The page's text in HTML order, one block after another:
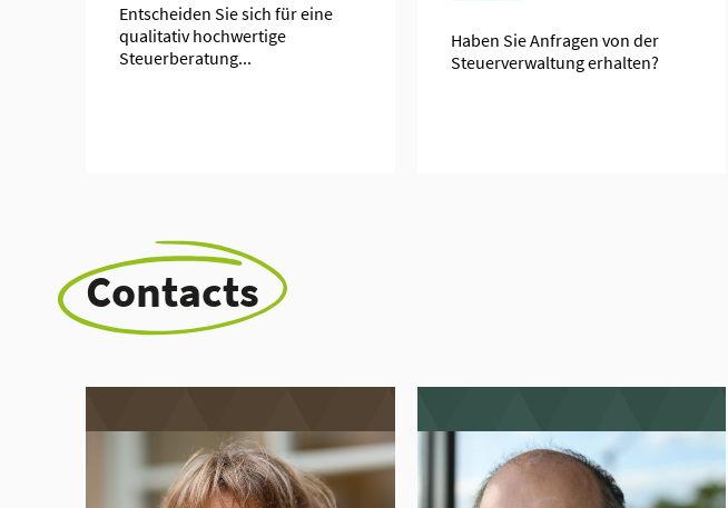
Entscheiden Sie sich für eine
qualitativ hochwertige
Steuerberatung...
Haben Sie Anfragen von der
Steuerverwaltung erhalten?
Contacts